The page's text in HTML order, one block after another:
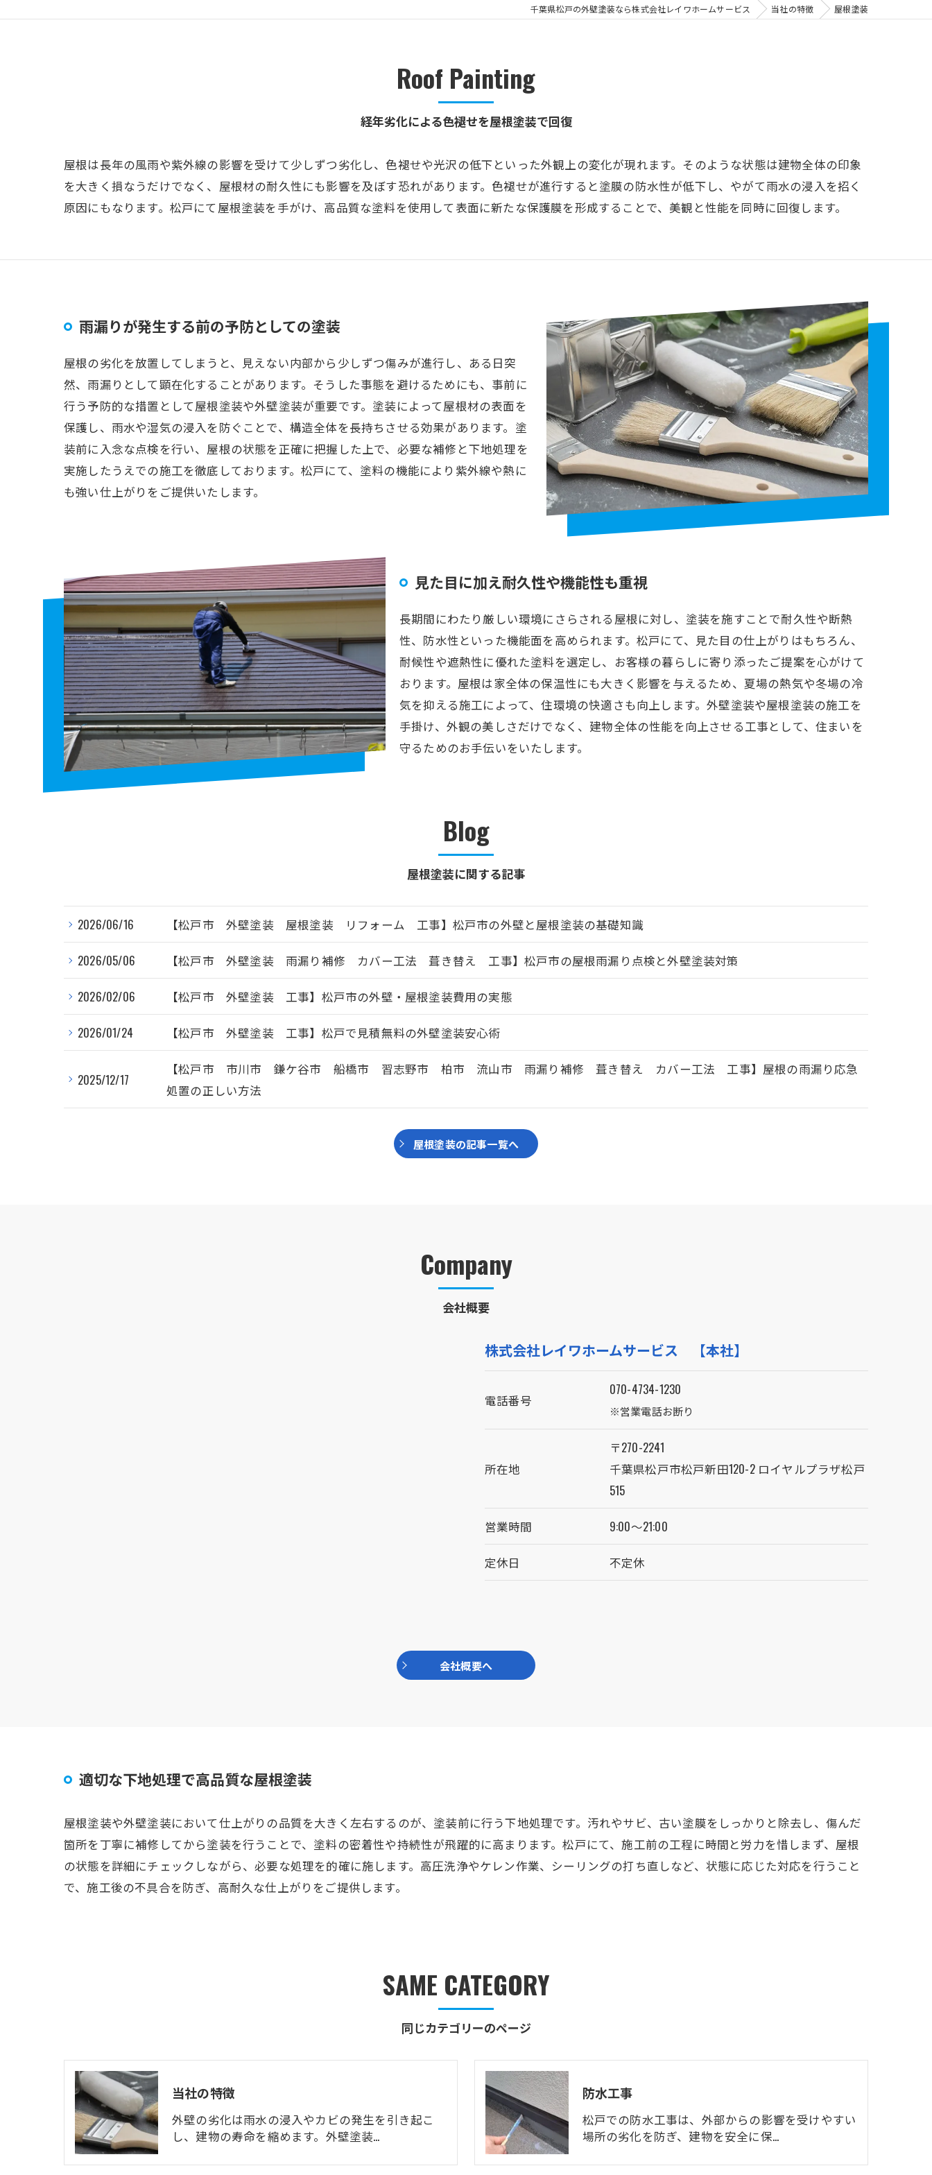
千葉県松戸の外壁塗装なら株式会社レイワホームサービス 当社の特徴 屋根塗装
経年劣化による色褪せを屋根塗装で回復
Roof Painting
屋根は長年の風雨や紫外線の影響を受けて少しずつ劣化し、色褪せや光沢の低下といった外観上の変化が現れます。そのような状態は建物全体の印象
を大きく損なうだけでなく、屋根材の耐久性にも影響を及ぼす恐れがあります。色褪せが進行すると塗膜の防水性が低下し、やがて雨水の浸入を招く
原因にもなります。松戸にて屋根塗装を手がけ、高品質な塗料を使用して表面に新たな保護膜を形成することで、美観と性能を同時に回復します。
雨漏りが発生する前の予防としての塗装
屋根の劣化を放置してしまうと、見えない内部から少しずつ傷みが進行し、ある日突
然、雨漏りとして顕在化することがあります。そうした事態を避けるためにも、事前に
行う予防的な措置として屋根塗装や外壁塗装が重要です。塗装によって屋根材の表面を
保護し、雨水や湿気の浸入を防ぐことで、構造全体を長持ちさせる効果があります。塗
装前に入念な点検を行い、屋根の状態を正確に把握した上で、必要な補修と下地処理を
実施したうえでの施工を徹底しております。松戸にて、塗料の機能により紫外線や熱に
も強い仕上がりをご提供いたします。
見た目に加え耐久性や機能性も重視
長期間にわたり厳しい環境にさらされる屋根に対し、塗装を施すことで耐久性や断熱
性、防水性といった機能面を高められます。松戸にて、見た目の仕上がりはもちろん、
耐候性や遮熱性に優れた塗料を選定し、お客様の暮らしに寄り添ったご提案を心がけて
おります。屋根は家全体の保温性にも大きく影響を与えるため、夏場の熱気や冬場の冷
気を抑える施工によって、住環境の快適さも向上します。外壁塗装や屋根塗装の施工を
手掛け、外観の美しさだけでなく、建物全体の性能を向上させる工事として、住まいを
守るためのお手伝いをいたします。
Blog
屋根塗装に関する記事
2026/06/16 【松戸市 外壁塗装 屋根塗装 リフォーム 工事】松戸市の外壁と屋根塗装の基礎知識
2026/05/06 【松戸市 外壁塗装 雨漏り補修 カバー工法 葺き替え 工事】松戸市の屋根雨漏り点検と外壁塗装対策
2026/02/06 【松戸市 外壁塗装 工事】松戸市の外壁・屋根塗装費用の実態
2026/01/24 【松戸市 外壁塗装 工事】松戸で見積無料の外壁塗装安心術
2025/12/17
【松戸市 市川市 鎌ケ谷市 船橋市 習志野市 柏市 流山市 雨漏り補修 葺き替え カバー工法 工事】屋根の雨漏り応急
処置の正しい方法
屋根塗装の記事一覧へ
Company
会社概要
株式会社レイワホームサービス 【本社】
電話番号
070-4734-1230
※営業電話お断り
所在地
〒270-2241
千葉県松戸市松戸新田120-2 ロイヤルプラザ松戸
515
営業時間 9:00～21:00
定休日 不定休
会社概要へ
適切な下地処理で高品質な屋根塗装
屋根塗装や外壁塗装において仕上がりの品質を大きく左右するのが、塗装前に行う下地処理です。汚れやサビ、古い塗膜をしっかりと除去し、傷んだ
箇所を丁寧に補修してから塗装を行うことで、塗料の密着性や持続性が飛躍的に高まります。松戸にて、施工前の工程に時間と労力を惜しまず、屋根
の状態を詳細にチェックしながら、必要な処理を的確に施します。高圧洗浄やケレン作業、シーリングの打ち直しなど、状態に応じた対応を行うこと
で、施工後の不具合を防ぎ、高耐久な仕上がりをご提供します。
同じカテゴリーのページ
SAME CATEGORY
当社の特徴
外壁の劣化は雨水の浸入やカビの発生を引き起こ
し、建物の寿命を縮めます。外壁塗装…
防水工事
松戸での防水工事は、外部からの影響を受けやすい
場所の劣化を防ぎ、建物を安全に保…
お問い合わせはこちら